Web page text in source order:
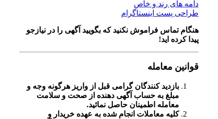
دامه های رند و خاص
طراحی پست اینستاگرام
هنگام تماس فراموش نکنید که بگویید آگهی را در نیازجو
پیدا کرده اید!
قوانین معامله
بازدید کنندگان گرامی قبل از واریز هرگونه وجه و
مبلغ به حساب آگهی دهنده از صحت و سلامت
معامله اطمینان حاصل نمائید.
کلیه معاملات انجام شده به عهده خریدار و